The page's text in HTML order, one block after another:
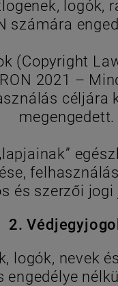
logók,
számára
(Copyright
2021 –
megengedett.
és szerzői
2.
logók, nevek
engedélye